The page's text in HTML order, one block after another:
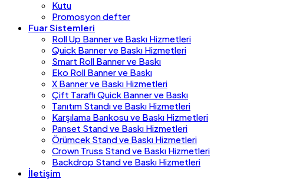
Kutu
Promosyon defter
Fuar Sistemleri
Roll Up Banner ve Baskı Hizmetleri
Quick Banner ve Baskı Hizmetleri
Smart Roll Banner ve Baskı
Eko Roll Banner ve Baskı
X Banner ve Baskı Hizmetleri
Çift Taraflı Quick Banner ve Baskı
Tanıtım Standı ve Baskı Hizmetleri
Karşılama Bankosu ve Baskı Hizmetleri
Panset Stand ve Baskı Hizmetleri
Örümcek Stand ve Baskı Hizmetleri
Crown Truss Stand ve Baskı Hizmetleri
Backdrop Stand ve Baskı Hizmetleri
İletişim